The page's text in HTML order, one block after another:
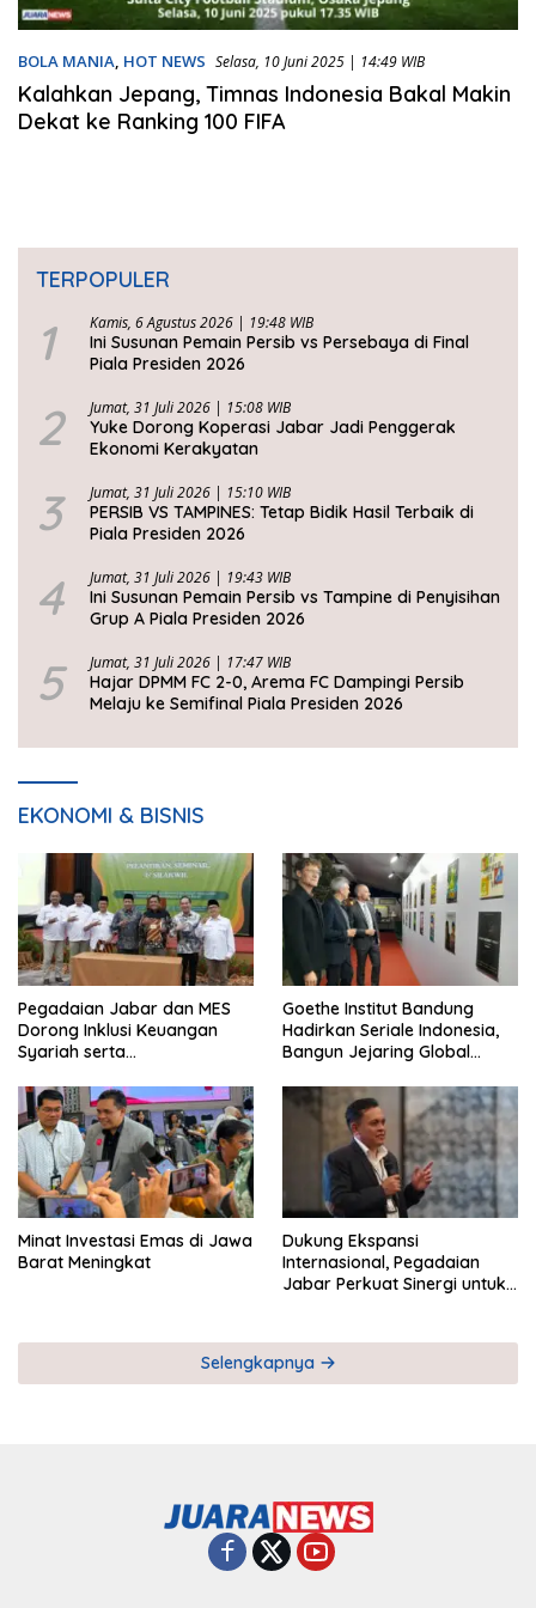
BOLA MANIA, HOT NEWS Selasa, 10 Juni 2025 | 14:49 WIB
Kalahkan Jepang, Timnas Indonesia Bakal Makin
Dekat ke Ranking 100 FIFA
TERPOPULER
1 Kamis, 6 Agustus 2026 | 19:48 WIB
Ini Susunan Pemain Persib vs Persebaya di Final
Piala Presiden 2026
2 Jumat, 31 Juli 2026 | 15:08 WIB
Yuke Dorong Koperasi Jabar Jadi Penggerak
Ekonomi Kerakyatan
3 Jumat, 31 Juli 2026 | 15:10 WIB
PERSIB VS TAMPINES: Tetap Bidik Hasil Terbaik di
Piala Presiden 2026
4 Jumat, 31 Juli 2026 | 19:43 WIB
Ini Susunan Pemain Persib vs Tampine di Penyisihan
Grup A Piala Presiden 2026
5 Jumat, 31 Juli 2026 | 17:47 WIB
Hajar DPMM FC 2-0, Arema FC Dampingi Persib
Melaju ke Semifinal Piala Presiden 2026
EKONOMI & BISNIS
Pegadaian Jabar dan MES
Dorong Inklusi Keuangan
Syariah serta
Goethe Institut Bandung
Hadirkan Seriale Indonesia,
Bangun Jejaring Global
Minat Investasi Emas di Jawa
Barat Meningkat
Dukung Ekspansi
Internasional, Pegadaian
Jabar Perkuat Sinergi untuk
Selengkapnya